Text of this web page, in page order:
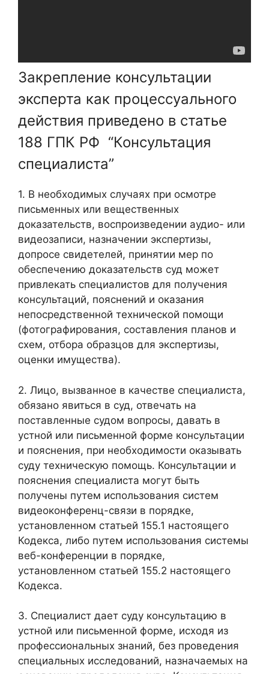
Закрепление консультации
эксперта как процессуального
действия приведено в статье
188 ГПК РФ “Консультация
специалиста”
1. В необходимых случаях при осмотре
письменных или вещественных
доказательств, воспроизведении аудио- или
видеозаписи, назначении экспертизы,
допросе свидетелей, принятии мер по
обеспечению доказательств суд может
привлекать специалистов для получения
консультаций, пояснений и оказания
непосредственной технической помощи
(фотографирования, составления планов и
схем, отбора образцов для экспертизы,
оценки имущества).
2. Лицо, вызванное в качестве специалиста,
обязано явиться в суд, отвечать на
поставленные судом вопросы, давать в
устной или письменной форме консультации
и пояснения, при необходимости оказывать
суду техническую помощь. Консультации и
пояснения специалиста могут быть
получены путем использования систем
видеоконференц-связи в порядке,
установленном статьей 155.1 настоящего
Кодекса, либо путем использования системы
веб-конференции в порядке,
установленном статьей 155.2 настоящего
Кодекса.
3. Специалист дает суду консультацию в
устной или письменной форме, исходя из
профессиональных знаний, без проведения
специальных исследований, назначаемых на